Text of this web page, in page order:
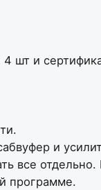
шт и
и
все
программе.